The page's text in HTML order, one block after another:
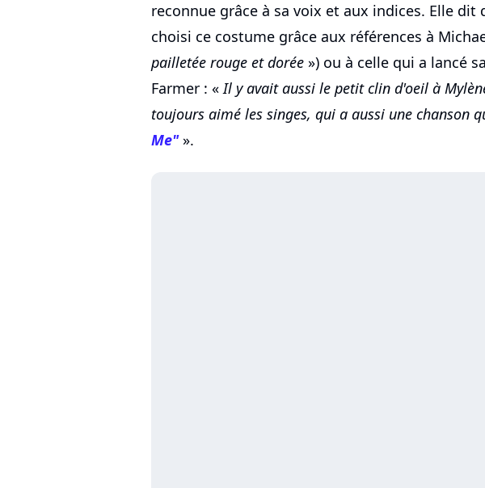
reconnue grâce à sa voix et aux indices. Elle dit
choisi ce costume grâce aux références à
pailletée rouge et dorée ») ou à celle qui a lancé
Farmer : «Il y avait aussi le petit clin d'oeil à
toujours aimé les singes, qui a aussi une chanson
Me"».